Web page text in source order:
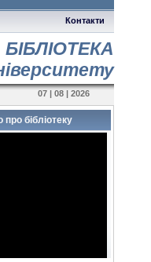
Контакти
БІБЛІОТЕКА
07 | 08 | 2026
про бібліотеку